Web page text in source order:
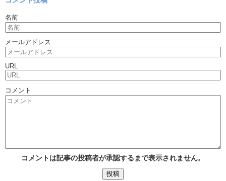
名前
メールアドレス
URL
コメント
コメントは記事の投稿者が承認するまで表示されません。